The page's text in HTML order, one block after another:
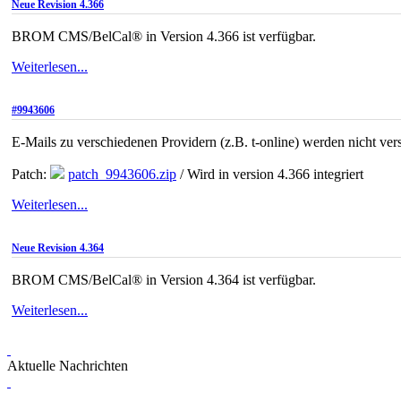
Neue Revision 4.366
BROM CMS/BelCal® in Version 4.366 ist verfügbar.
Weiterlesen...
#9943606
E-Mails zu verschiedenen Providern (z.B. t-online) werden nicht
Patch: patch_9943606.zip / Wird in version 4.366 integriert
Weiterlesen...
Neue Revision 4.364
BROM CMS/BelCal® in Version 4.364 ist verfügbar.
Weiterlesen...
Aktuelle Nachrichten